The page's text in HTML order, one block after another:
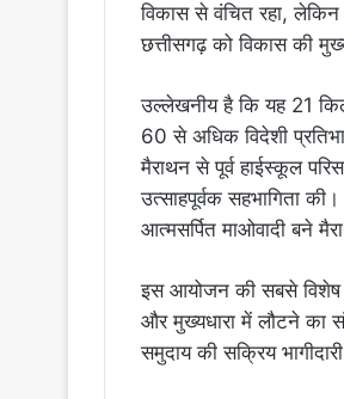
विकास से वंचित रहा, लेकिन
छत्तीसगढ़ को विकास की
उल्लेखनीय है कि यह 21
60 से अधिक विदेशी
मैराथन से पूर्व हाईस्कूल
उत्साहपूर्वक सहभागिता की।
आत्मसर्पित माओवादी बने
इस आयोजन की सबसे विशेष
और मुख्यधारा में लौटने का
समुदाय की सक्रिय